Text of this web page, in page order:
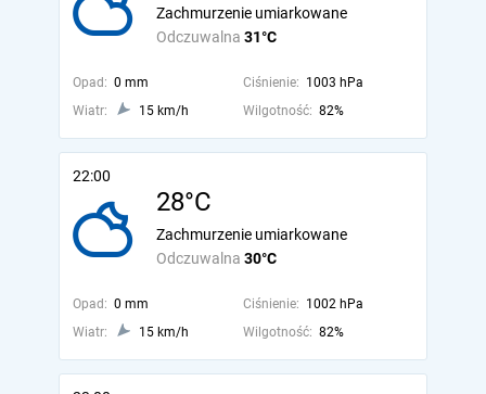
Odczuwalna 31°C
Zachmurzenie umiarkowane
Opad: 0 mm Ciśnienie: 1003 hPa
Wiatr:
15 km/h Wilgotność: 82%
22:00
28°C
Odczuwalna 30°C
Zachmurzenie umiarkowane
Opad: 0 mm Ciśnienie: 1002 hPa
Wiatr:
15 km/h Wilgotność: 82%